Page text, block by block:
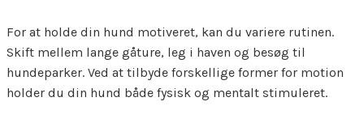
For at holde din hund motiveret, kan du variere rutinen.
Skift mellem lange gåture, leg i haven og besøg til
hundeparker. Ved at tilbyde forskellige former for motion
holder du din hund både fysisk og mentalt stimuleret.